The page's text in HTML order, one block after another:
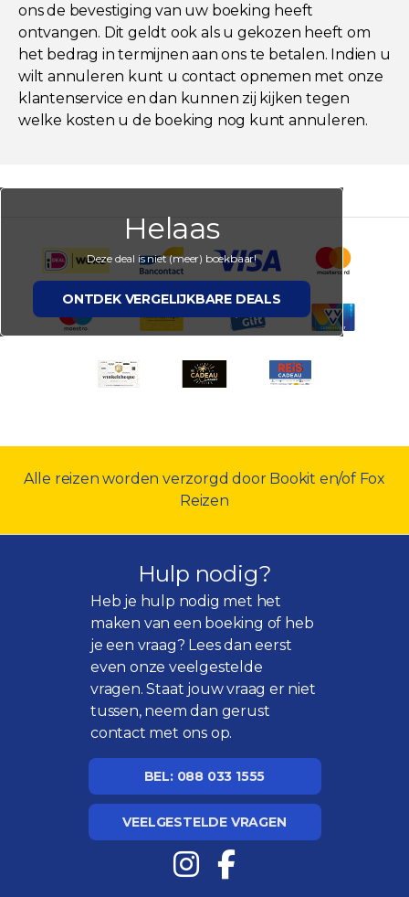
ons de bevestiging van uw boeking heeft
ontvangen. Dit geldt ook als u gekozen heeft om
het bedrag in termijnen aan ons te betalen. Indien u
wilt annuleren kunt u contact opnemen met onze
klantenservice en dan kunnen zij kijken tegen
welke kosten u de boeking nog kunt annuleren.
Helaas
Deze deal is niet (meer) boekbaar!
ONTDEK VERGELIJKBARE DEALS
Alle reizen worden verzorgd door Bookit en/of Fox
Reizen
Hulp nodig?
Heb je hulp nodig met het
maken van een boeking of heb
je een vraag? Lees dan eerst
even onzeveelgestelde
vragen. Staat jouw vraag er niet
tussen, neem dan gerust
contact met ons op.
BEL: 088 033 1555
VEELGESTELDE VRAGEN